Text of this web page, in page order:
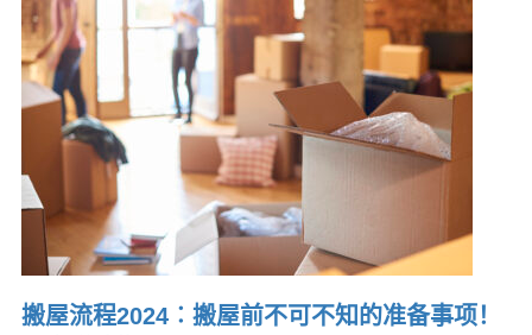
搬屋流程2024︰搬屋前不可不知的准备事项！